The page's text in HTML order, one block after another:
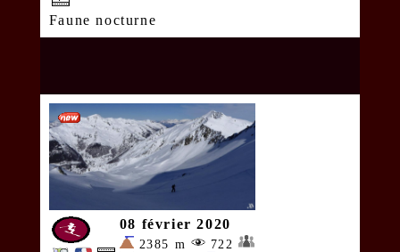
Faune nocturne
08 février 2020
2385 m
722